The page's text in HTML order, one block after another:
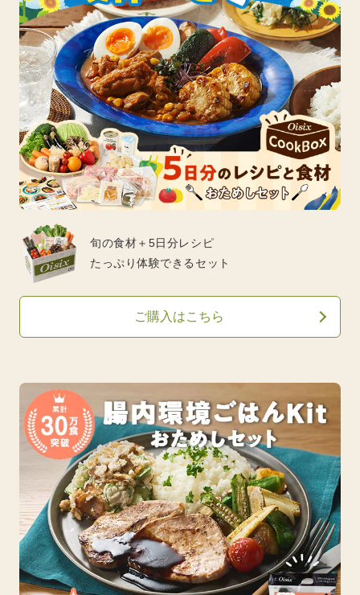
旬の食材＋5日分レシピ
たっぷり体験できるセット
ご購入はこちら